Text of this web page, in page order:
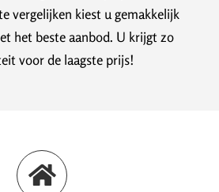
vergelijken kiest u gemakkelijk
het beste aanbod. U krijgt zo
voor de laagste prijs!